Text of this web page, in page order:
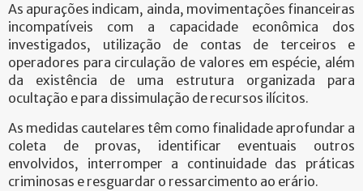
As apurações indicam, ainda, movimentações financeiras
incompatíveis com a capacidade econômica dos
investigados, utilização de contas de terceiros e
operadores para circulação de valores em espécie, além
da existência de uma estrutura organizada para
ocultação e para dissimulação de recursos ilícitos.
As medidas cautelares têm como finalidade aprofundar a
coleta de provas, identificar eventuais outros
envolvidos, interromper a continuidade das práticas
criminosas e resguardar o ressarcimento ao erário.